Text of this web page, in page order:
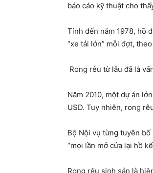
báo cáo kỹ thuật cho
Tính đến năm 1978, hồ
“xe tải lớn” mỗi đợt,
Rong rêu từ lâu đã là
Năm 2010, một dự án
USD. Tuy nhiên, rong
Bộ Nội vụ từng tuyên
“mọi lần mở cửa lại hồ
Rong rêu sinh sản là